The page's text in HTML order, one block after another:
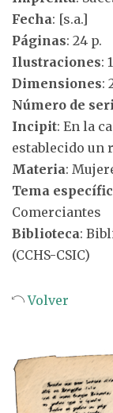
Fecha: [s.a.]
Páginas: 24 p.
Ilustraciones:
Dimensiones:
Número de
Incipit: En la
establecido un
Materia:
Tema
Comerciantes
Biblioteca:
(CCHS-CSIC)
Volver